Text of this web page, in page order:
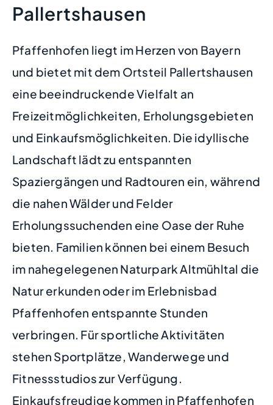
Pallertshausen
Pfaffenhofen liegt im Herzen von Bayern
und bietet mit dem Ortsteil Pallertshausen
eine beeindruckende Vielfalt an
Freizeitmöglichkeiten, Erholungsgebieten
und Einkaufsmöglichkeiten. Die idyllische
Landschaft lädt zu entspannten
Spaziergängen und Radtouren ein, während
die nahen Wälder und Felder
Erholungssuchenden eine Oase der Ruhe
bieten. Familien können bei einem Besuch
im nahegelegenen Naturpark Altmühltal die
Natur erkunden oder im Erlebnisbad
Pfaffenhofen entspannte Stunden
verbringen. Für sportliche Aktivitäten
stehen Sportplätze, Wanderwege und
Fitnessstudios zur Verfügung.
Einkaufsfreudige kommen in Pfaffenhofen